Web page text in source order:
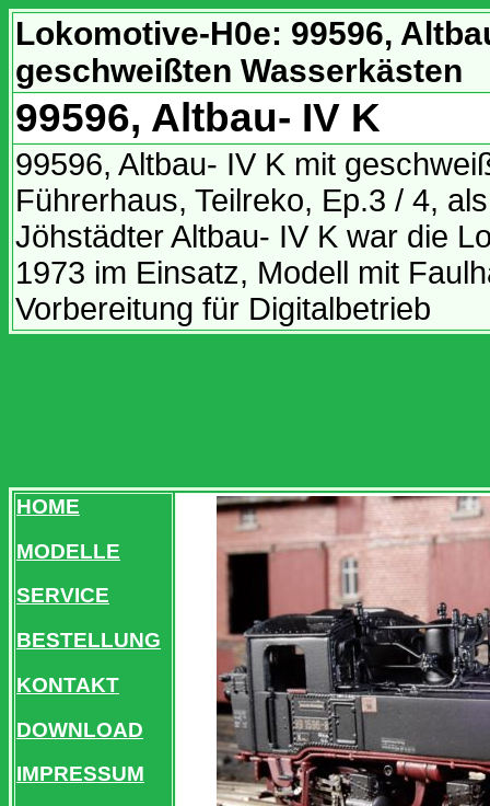
Lokomotive-H0e: 99596,
geschweißten Wasserkästen
99596, Altbau- IV K
99596, Altbau- IV K mit
Führerhaus, Teilreko, Ep.3 / 4,
Jöhstädter Altbau- IV K war die
1973 im Einsatz, Modell mit
Vorbereitung für Digitalbetrieb
HOME
MODELLE
SERVICE
BESTELLUNG
KONTAKT
DOWNLOAD
IMPRESSUM